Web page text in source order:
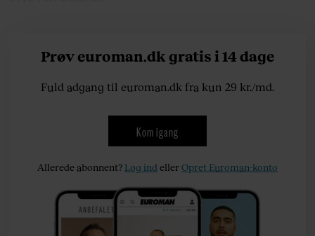
Prøv euroman.dk gratis i 14 dage
Fuld adgang til euroman.dk fra kun 29 kr./md.
Kom igang
Allerede abonnent? Log ind ellerOpret Euroman-konto